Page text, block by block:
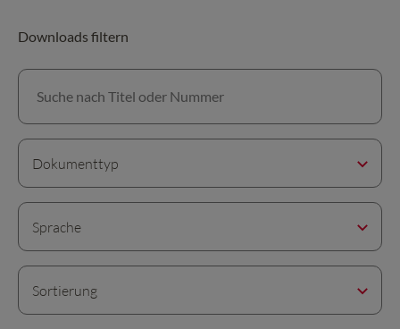
Downloads filtern
Suche nach Titel oder Nummer
Dokumenttyp
Sprache
Sortierung